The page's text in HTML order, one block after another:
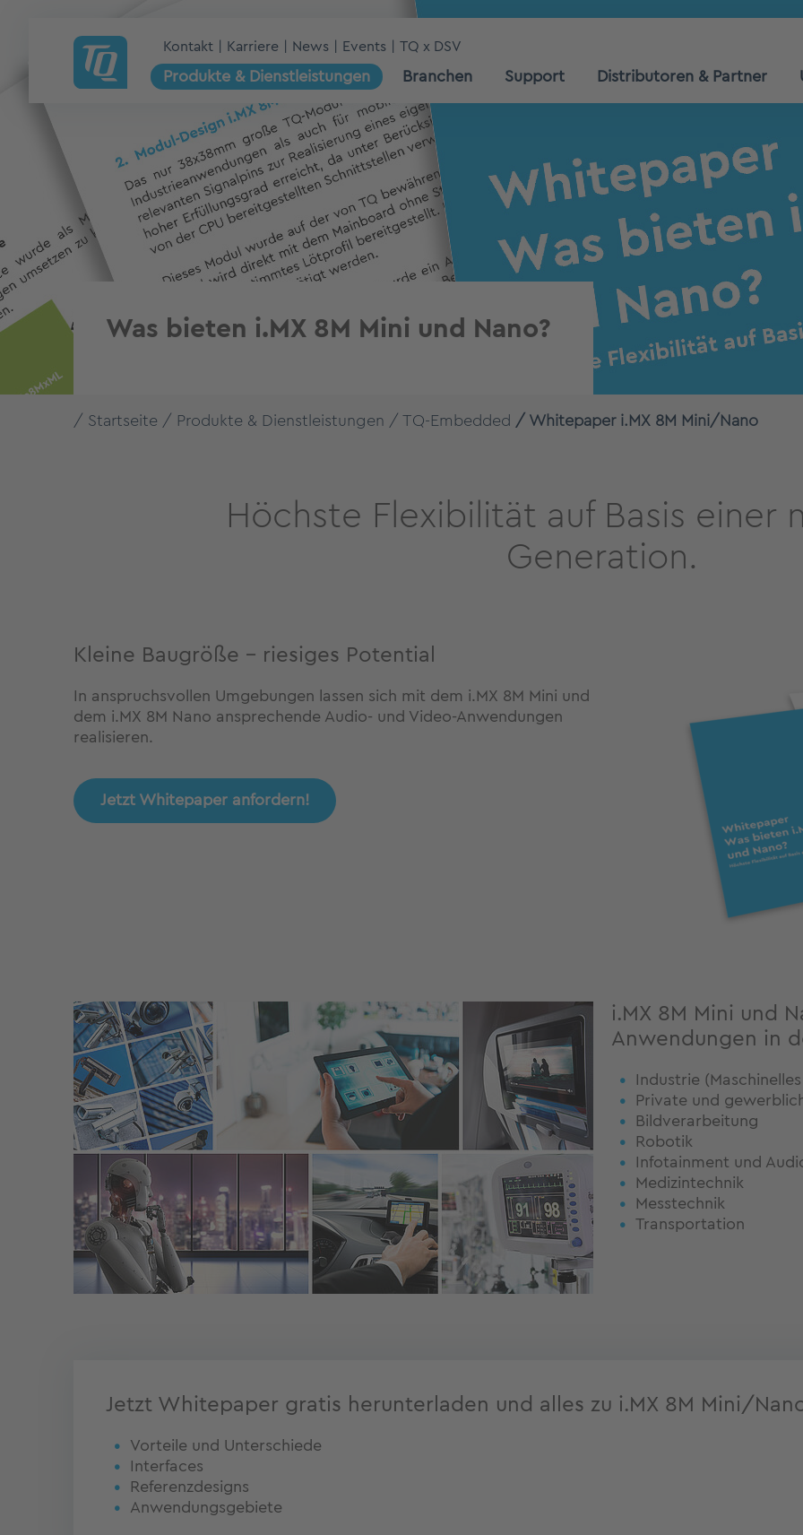
Kontakt Karriere News Events TQ x DSV
Produkte & Dienstleistungen Branchen Support Distributoren & Partner
Was bieten i.MX 8M Mini und Nano?
Startseite Produkte & Dienstleistungen TQ-Embedded Whitepaper i.MX 8M Mini/Nano
Höchste Flexibilität auf Basis einer
Generation.
Kleine Baugröße - riesiges Potential
In anspruchsvollen Umgebungen lassen sich mit dem i.MX 8M Mini und
dem i.MX 8M Nano ansprechende Audio- und Video-Anwendungen
realisieren.
Jetzt Whitepaper anfordern!
i.MX 8M Mini und
Anwendungen in
Industrie
Private und
Bildverarbeitung
Robotik
Infotainment und
Medizintechnik
Messtechnik
Transportation
Jetzt Whitepaper gratis herunterladen und alles zu i.MX 8M Mini/
Vorteile und Unterschiede
Interfaces
Referenzdesigns
Anwendungsgebiete